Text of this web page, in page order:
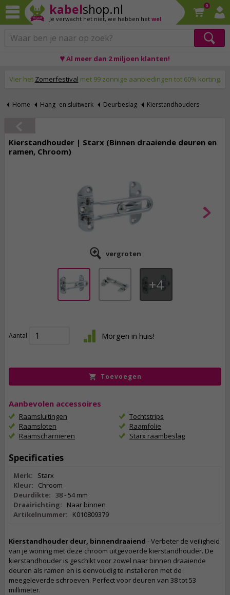
kabelshop.nl
Je verwacht het niet, we hebben het wel
0
♥ Al meer dan 2 miljoen klanten!
Vier het Zomerfestival met 99 zonnige aanbiedingen tot 60% korting.
Home Hang- en sluitwerk Deurbeslag Kierstandhouders
Kierstandhouder | Starx (Binnen draaiende deuren en
ramen, Chroom)
vergroten
4
Aantal Morgen in huis!
Toevoegen
Aanbevolen accessoires
Raamsluitingen
Raamsloten
Raamscharnieren
Tochtstrips
Raamfolie
Starx raambeslag
Specificaties
Merk:
Starx
Kleur:
Chroom
Deurdikte: 38 - 54 mm
Draairichting:
Naar binnen
Artikelnummer:
K010809379
Kierstandhouder deur, binnendraaiend - Verbeter de veiligheid
van je woning met deze chroom uitgevoerde kierstandhouder. De
kierstandhouder is geschikt voor zowel naar binnen draaiende
deuren als ramen en is eenvoudig te installeren met de
meegeleverde schroeven. Perfect voor deuren van 38 tot 53
millimeter.